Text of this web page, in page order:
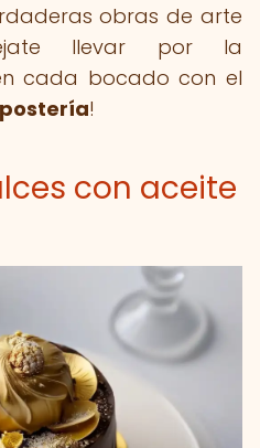
obras de arte
llevar por la
cada bocado con el
!
con aceite